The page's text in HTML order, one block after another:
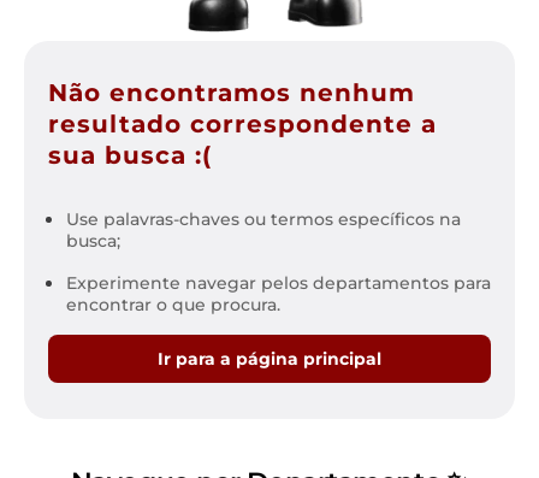
Não encontramos nenhum
resultado correspondente a
sua busca :(
Use palavras-chaves ou termos específicos na
busca;
Experimente navegar pelos departamentos para
encontrar o que procura.
Ir para a página principal